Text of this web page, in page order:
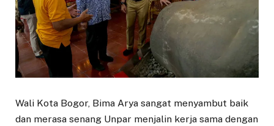
Wali Kota Bogor, Bima Arya sangat menyambut baik
dan merasa senang Unpar menjalin kerja sama dengan